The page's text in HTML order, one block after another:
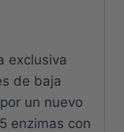
exclusiva
de baja
un nuevo
enzimas con